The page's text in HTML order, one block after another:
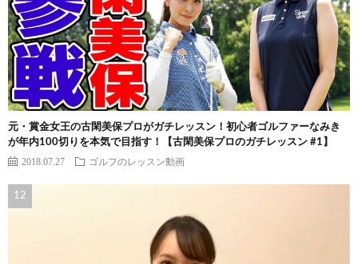
元・賞金女王の古閑美保プロがガチレッスン！初心者ゴルファーなみき
が年内100切りを本気で目指す！【古閑美保プロのガチレッスン #1】
2018.07.27 ゴルフのレッスン動画